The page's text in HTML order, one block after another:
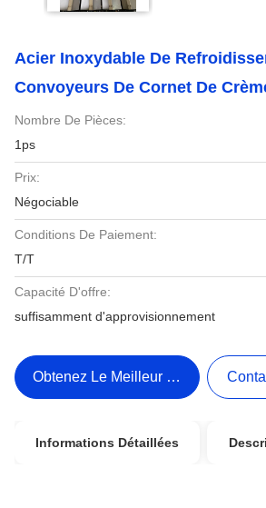
Acier Inoxydable De
Convoyeurs De Cornet De
Nombre De Pièces:
1ps
Prix:
Négociable
Conditions De Paiement:
T/T
Capacité D'offre:
suffisamment d'approvisionnement
Obtenez Le Meilleur Prix
Informations Détaillées